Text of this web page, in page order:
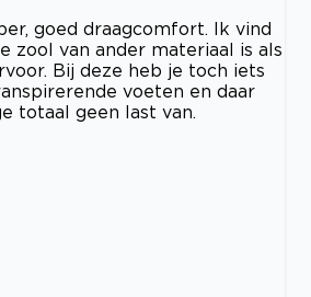
goed draagcomfort. Ik vind
zool van ander materiaal is als
Bij deze heb je toch iets
voeten en daar
totaal geen last van.